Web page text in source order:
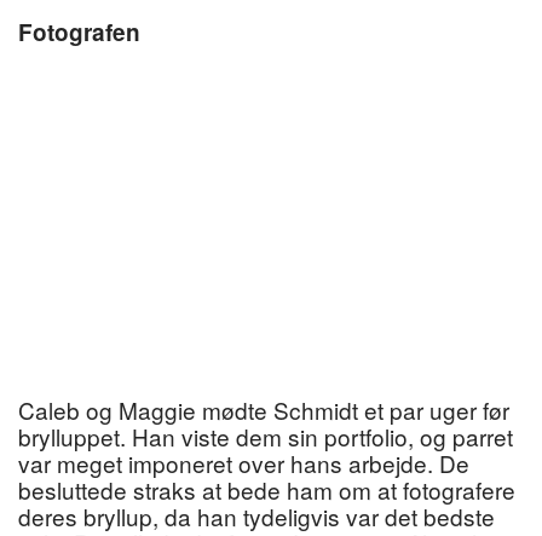
Fotografen
Caleb og Maggie mødte Schmidt et par uger før
brylluppet. Han viste dem sin portfolio, og parret
var meget imponeret over hans arbejde. De
besluttede straks at bede ham om at fotografere
deres bryllup, da han tydeligvis var det bedste